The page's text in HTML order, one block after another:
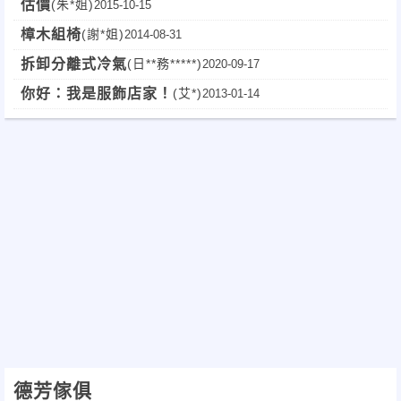
估價(朱*姐)2015-10-15
樟木組椅(謝*姐)2014-08-31
拆卸分離式冷氣(日**務*****)2020-09-17
你好：我是服飾店家！ (艾*)2013-01-14
德芳傢俱